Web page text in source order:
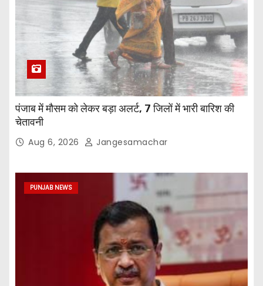
पंजाब में मौसम को लेकर बड़ा अलर्ट, 7 जिलों में भारी बारिश की
चेतावनी
Aug 6, 2026 Jangesamachar
PUNJAB NEWS